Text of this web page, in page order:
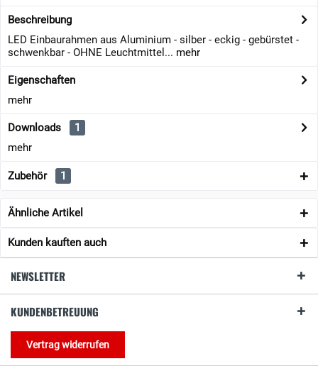
Beschreibung
LED Einbaurahmen aus Aluminium - silber - eckig - gebürstet -
schwenkbar - OHNE Leuchtmittel... mehr
Eigenschaften
mehr
Downloads
1
mehr
Zubehör 1
Ähnliche Artikel
Kunden kauften auch
NEWSLETTER
KUNDENBETREUUNG
Vertrag widerrufen